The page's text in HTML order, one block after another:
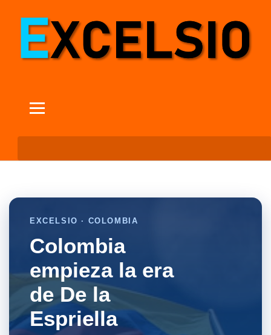
EXCELSIO · COLOMBIA
Colombia
empieza la era
de De la
Espriella